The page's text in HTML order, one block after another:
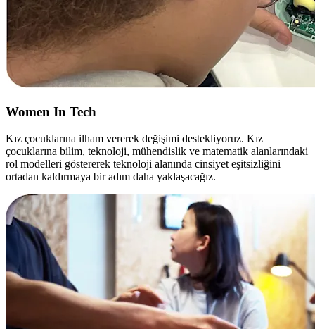
Women In Tech
Kız çocuklarına ilham vererek değişimi destekliyoruz. Kız
çocuklarına bilim, teknoloji, mühendislik ve matematik alanlarındaki
rol modelleri göstererek teknoloji alanında cinsiyet eşitsizliğini
ortadan kaldırmaya bir adım daha yaklaşacağız.